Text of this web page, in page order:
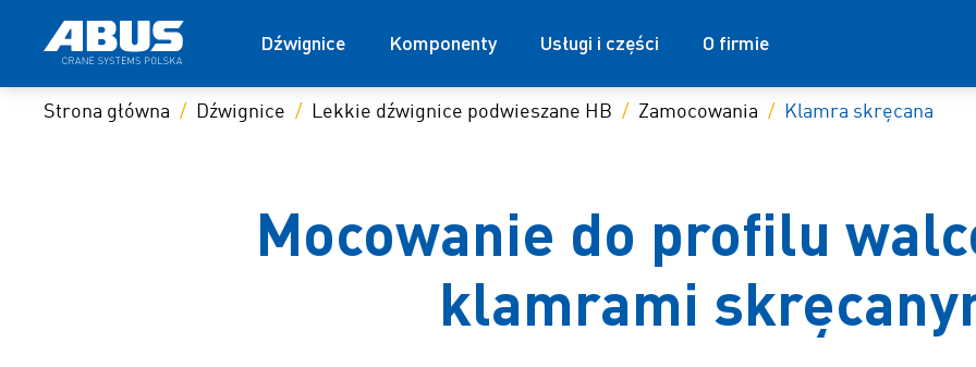
Dźwignice Komponenty Usługi i części O firmie
Strona główna Dźwignice Lekkie dźwignice podwieszane HB Zamocowania Klamra skręcana
Mocowanie do profilu
klamrami